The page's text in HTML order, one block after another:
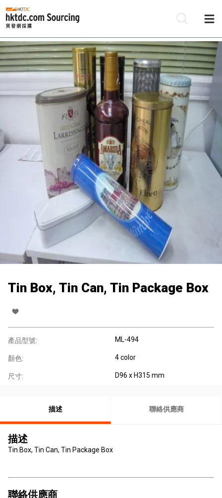
Tin Box, Tin Can, Tin Package Box
產品型號: ML-494
顏色: 4 color
尺寸: D96 x H315 mm
描述 聯絡供應商
描述
Tin Box, Tin Can, Tin Package Box
聯絡供應商